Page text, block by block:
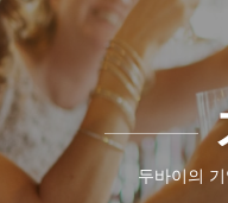
두바이의